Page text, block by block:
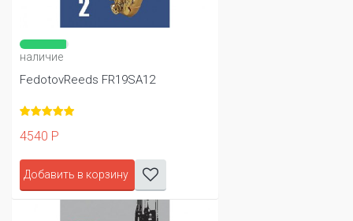
наличие
FedotovReeds FR19SA12
4540 Р
Добавить в корзину